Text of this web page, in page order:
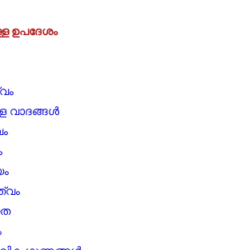
ഉപദേശം
വാദങ്ങൾ